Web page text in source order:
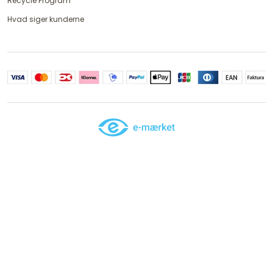
Hvad siger kunderne